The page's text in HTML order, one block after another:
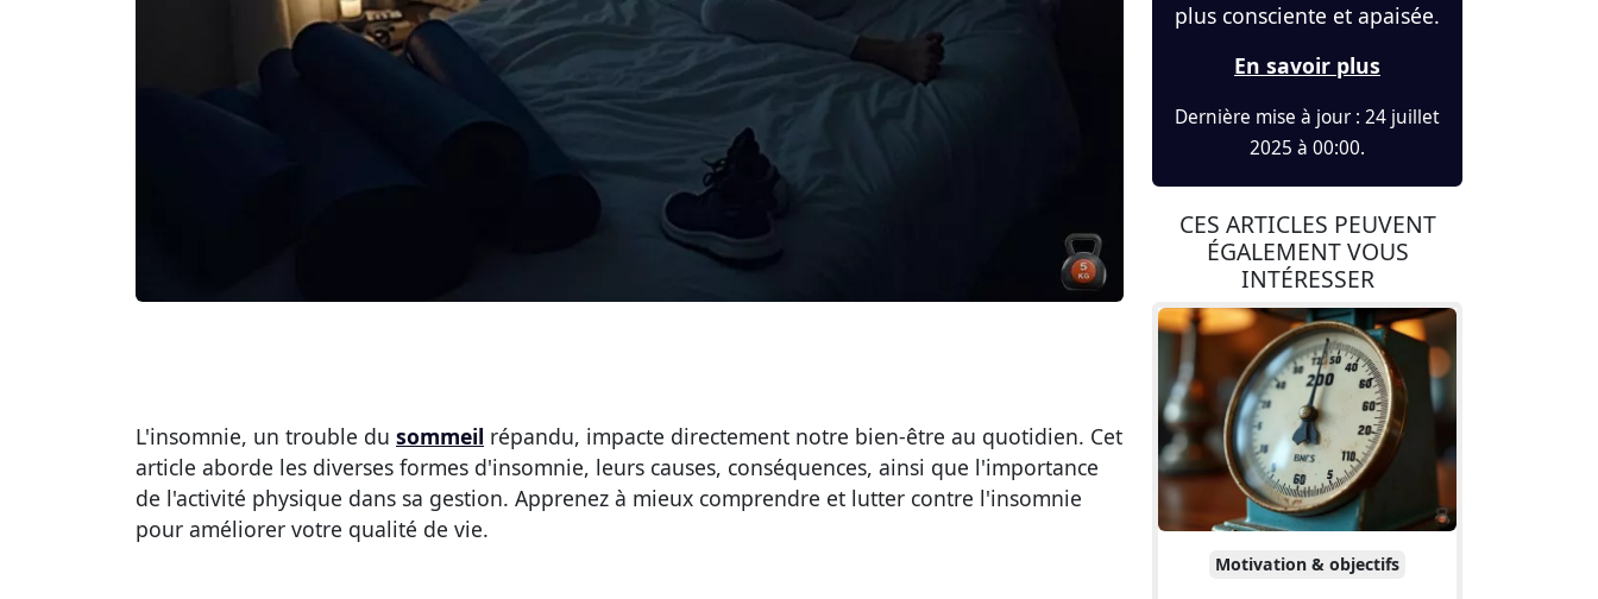
L'insomnie, un trouble du sommeil répandu, impacte directement notre bien-être au quotidien. Cet
article aborde les diverses formes d'insomnie, leurs causes, conséquences, ainsi que l'importance
de l'activité physique dans sa gestion. Apprenez à mieux comprendre et lutter contre l'insomnie
pour améliorer votre qualité de vie.
plus consciente et apaisée.
En savoir plus
Dernière mise à jour : 24 juillet
2025 à 00:00.
CES ARTICLES PEUVENT
ÉGALEMENT VOUS
INTÉRESSER
Motivation & objectifs